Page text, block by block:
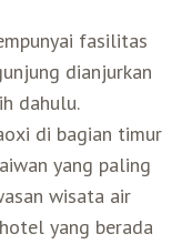
fasilitas
dianjurkan
dahulu.
di bagian timur
yang paling
wisata air
yang berada